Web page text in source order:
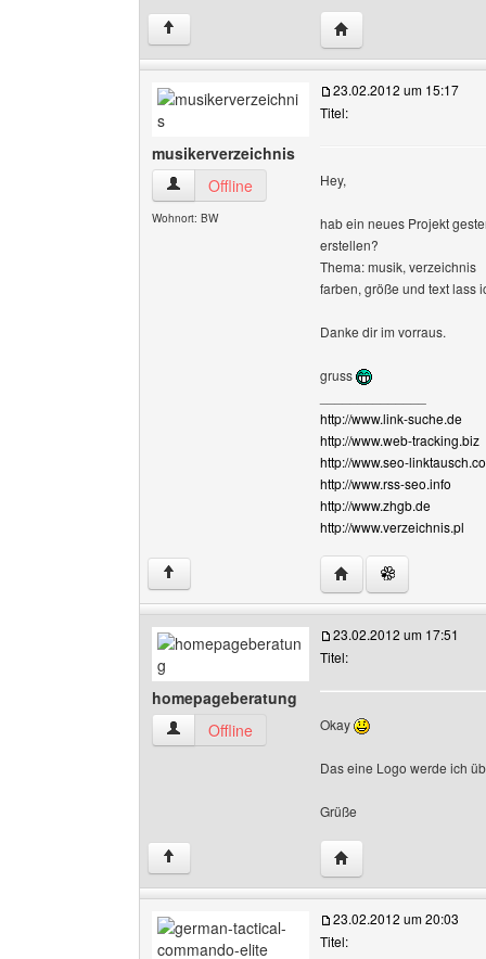
↑ Website dieses
musikerverzeichnis
musikerverzeichnis Benutzer-Profile anzeigen
Offline
Wohnort: BW
23.02.2012 um 15:17
Titel:
Hey,
hab ein neues Projekt
erstellen?
Thema: musik, verzeichnis
farben, größe und text lass
Danke dir im vorraus.
gruss
http://www.link-suche.de
http://www.web-tracking.biz
http://www.seo-
http://www.rss-seo.info
http://www.zhgb.de
http://www.verzeichnis.pl
↑ Website dieses
homepageberatung
homepageberatung Benutzer-Profile anzeigen
Offline
23.02.2012 um 17:51
Titel:
Okay
Das eine Logo werde ich
Grüße
↑ Website dieses
23.02.2012 um 20:03
Titel: